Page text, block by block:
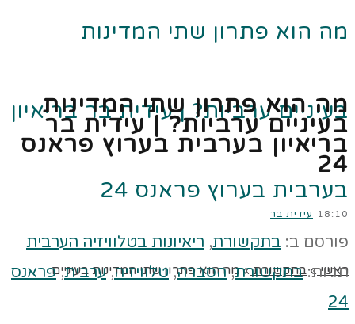
מה הוא פתרון שתי המדינות
בעיניים ערביות? | עידית בר בריאיון
בערבית בערוץ פראנס 24
ראשי » בתקשורת » מה הוא פתרון שתי המדינות בעיניים
מה הוא פתרון שתי המדינות
בעיניים ערביות? | עידית בר
בריאיון בערבית בערוץ פראנס
24
18:10 עידית בר
פורסם ב: בתקשורת, ריאיונות בטלוויזיה הערבית
תגיות:בתקשורת,הסברה,טלוויזיה,ערבית,פראנס
24